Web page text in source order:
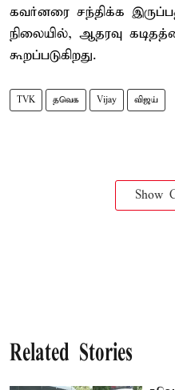
கவர்னரை சந்திக்க
நிலையில், ஆதரவு
கூறப்படுகிறது.
TVK தவெக Vijay விஜய்
Show
Related Stories